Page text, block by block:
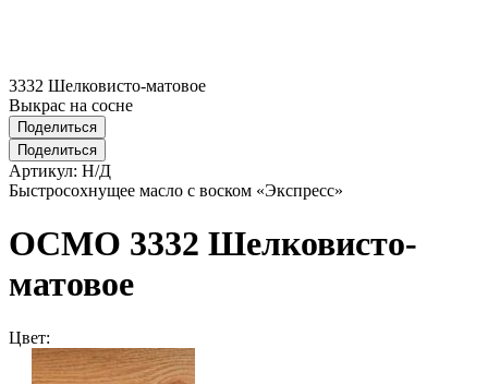
3332 Шелковисто-матовое
Выкрас на сосне
Поделиться
Поделиться
Артикул: Н/Д
Быстросохнущее масло с воском «Экспресс»
ОСМО 3332 Шелковисто-
матовое
Цвет: